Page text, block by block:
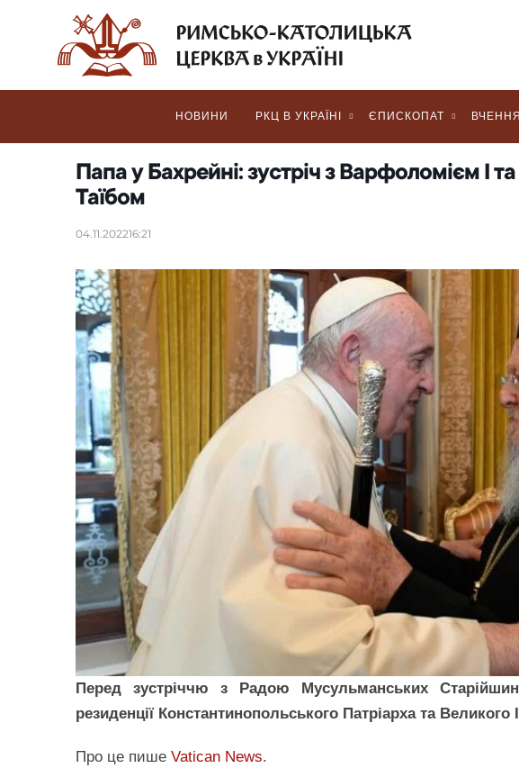
НОВИНИ РКЦ В УКРАЇНІ ЄПИСКОПАТ
Папа у Бахрейні: зустріч з Варфоломієм І
Таїбом
04.11.202216:21
Перед зустріччю з Радою Мусульманських
резиденції Константинопольського Патріарха та
Про це пише Vatican News.